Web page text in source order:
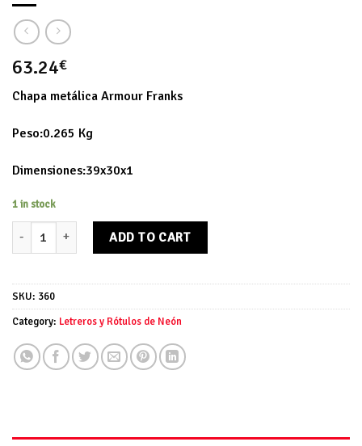
63.24€
Chapa metálica Armour Franks
Peso:0.265 Kg
Dimensiones:39x30x1
1 in stock
Chapa metálica Armour Franks quantity
ADD TO CART
SKU: 360
Category: Letreros y Rótulos de Neón